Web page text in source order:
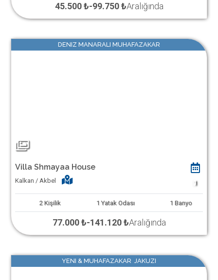
45.500 ₺-99.750 ₺Aralığında
DENIZ MANARALI MUHAFAZAKAR
Villa Shmayaa House
Kalkan / Akbel 1
2 Kişilik 1 Yatak Odası 1 Banyo
77.000 ₺-141.120 ₺Aralığında
YENI & MUHAFAZAKAR JAKUZI